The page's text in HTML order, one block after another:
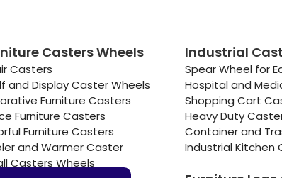
Casters Wheels
Casters
and Display Caster Wheels
Furniture Casters
Furniture Casters
Furniture Casters
and Warmer Caster
Casters Wheels
Industrial
Spear Wheel for
Hospital and
Shopping Cart
Heavy Duty
Container and
Industrial Kitchen